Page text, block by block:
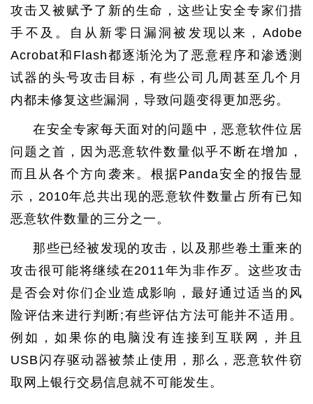
攻击又被赋予了新的生命，这些让安全专家们措
手不及。自从新零日漏洞被发现以来，Adobe
Acrobat和Flash都逐渐沦为了恶意程序和渗透测
试器的头号攻击目标，有些公司几周甚至几个月
内都未修复这些漏洞，导致问题变得更加恶劣。
在安全专家每天面对的问题中，恶意软件位居
问题之首，因为恶意软件数量似乎不断在增加，
而且从各个方向袭来。根据Panda安全的报告显
示，2010年总共出现的恶意软件数量占所有已知
恶意软件数量的三分之一。
那些已经被发现的攻击，以及那些卷土重来的
攻击很可能将继续在2011年为非作歹。这些攻击
是否会对你们企业造成影响，最好通过适当的风
险评估来进行判断;有些评估方法可能并不适用。
例如，如果你的电脑没有连接到互联网，并且
USB闪存驱动器被禁止使用，那么，恶意软件窃
取网上银行交易信息就不可能发生。